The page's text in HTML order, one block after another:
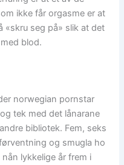
ikke får orgasme er at
«skru seg på» slik at det
blod.
norwegian pornstar
tek med det lånarane
bibliotek. Fem, seks
og smugla ho
lykkelige år frem i